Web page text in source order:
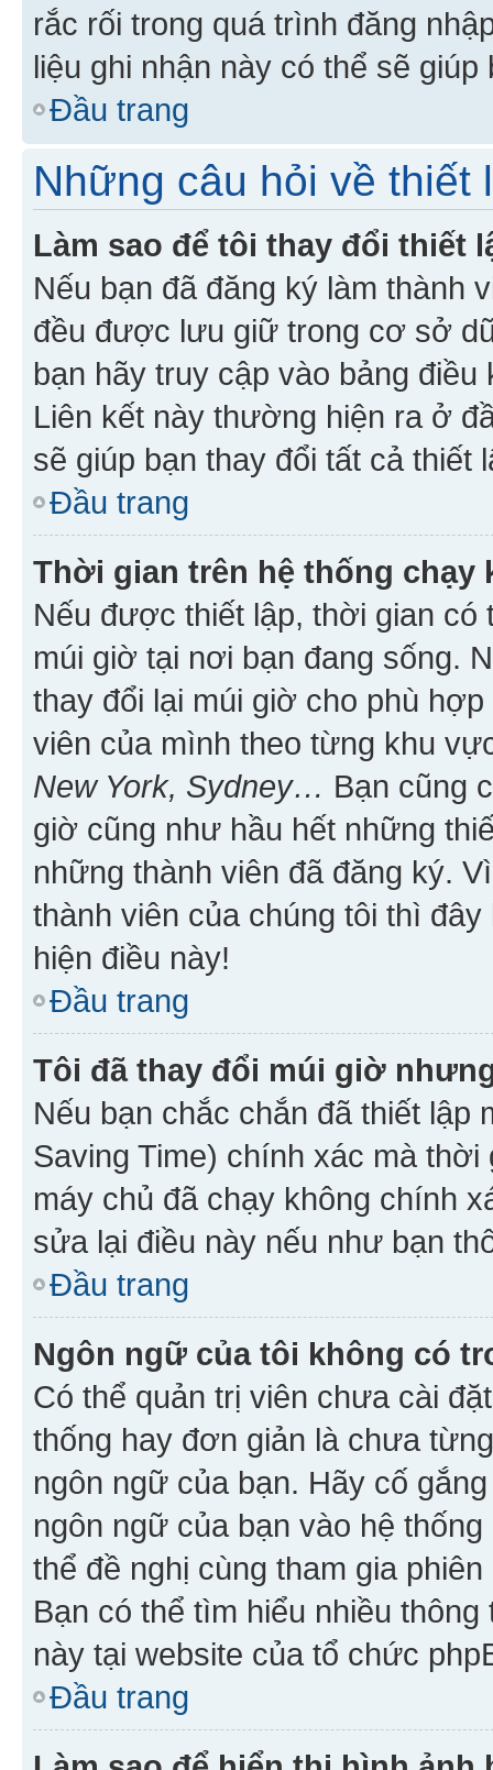
rắc rối trong quá trình đăng
liệu ghi nhận này có thể sẽ
Đầu trang
Những câu hỏi về thiết
Làm sao để tôi thay đổi thiết
Nếu bạn đã đăng ký làm thành
đều được lưu giữ trong cơ sở
bạn hãy truy cập vào bảng
Liên kết này thường hiện ra ở
sẽ giúp bạn thay đổi tất cả thiết
Đầu trang
Thời gian trên hệ thống chạy
Nếu được thiết lập, thời gian
múi giờ tại nơi bạn đang sống.
thay đổi lại múi giờ cho phù
viên của mình theo từng khu
New York, Sydney… Bạn cũng
giờ cũng như hầu hết những
những thành viên đã đăng ký.
thành viên của chúng tôi thì
hiện điều này!
Đầu trang
Tôi đã thay đổi múi giờ
Nếu bạn chắc chắn đã thiết lập
Saving Time) chính xác mà
máy chủ đã chạy không chính
sửa lại điều này nếu như bạn
Đầu trang
Ngôn ngữ của tôi không có
Có thể quản trị viên chưa cài
thống hay đơn giản là chưa
ngôn ngữ của bạn. Hãy cố
ngôn ngữ của bạn vào hệ
thể đề nghị cùng tham gia
Bạn có thể tìm hiểu nhiều
này tại website của tổ chức
Đầu trang